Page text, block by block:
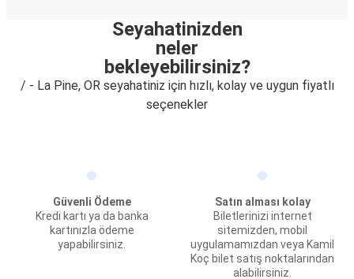
Seyahatinizden
neler
bekleyebilirsiniz?
/ - La Pine, OR seyahatiniz için hızlı, kolay ve uygun fiyatlı
seçenekler
Güvenli Ödeme
Kredi kartı ya da banka
kartınızla ödeme
yapabilirsiniz.
Satın alması kolay
Biletlerinizi internet
sitemizden, mobil
uygulamamızdan veya Kamil
Koç bilet satış noktalarından
alabilirsiniz.